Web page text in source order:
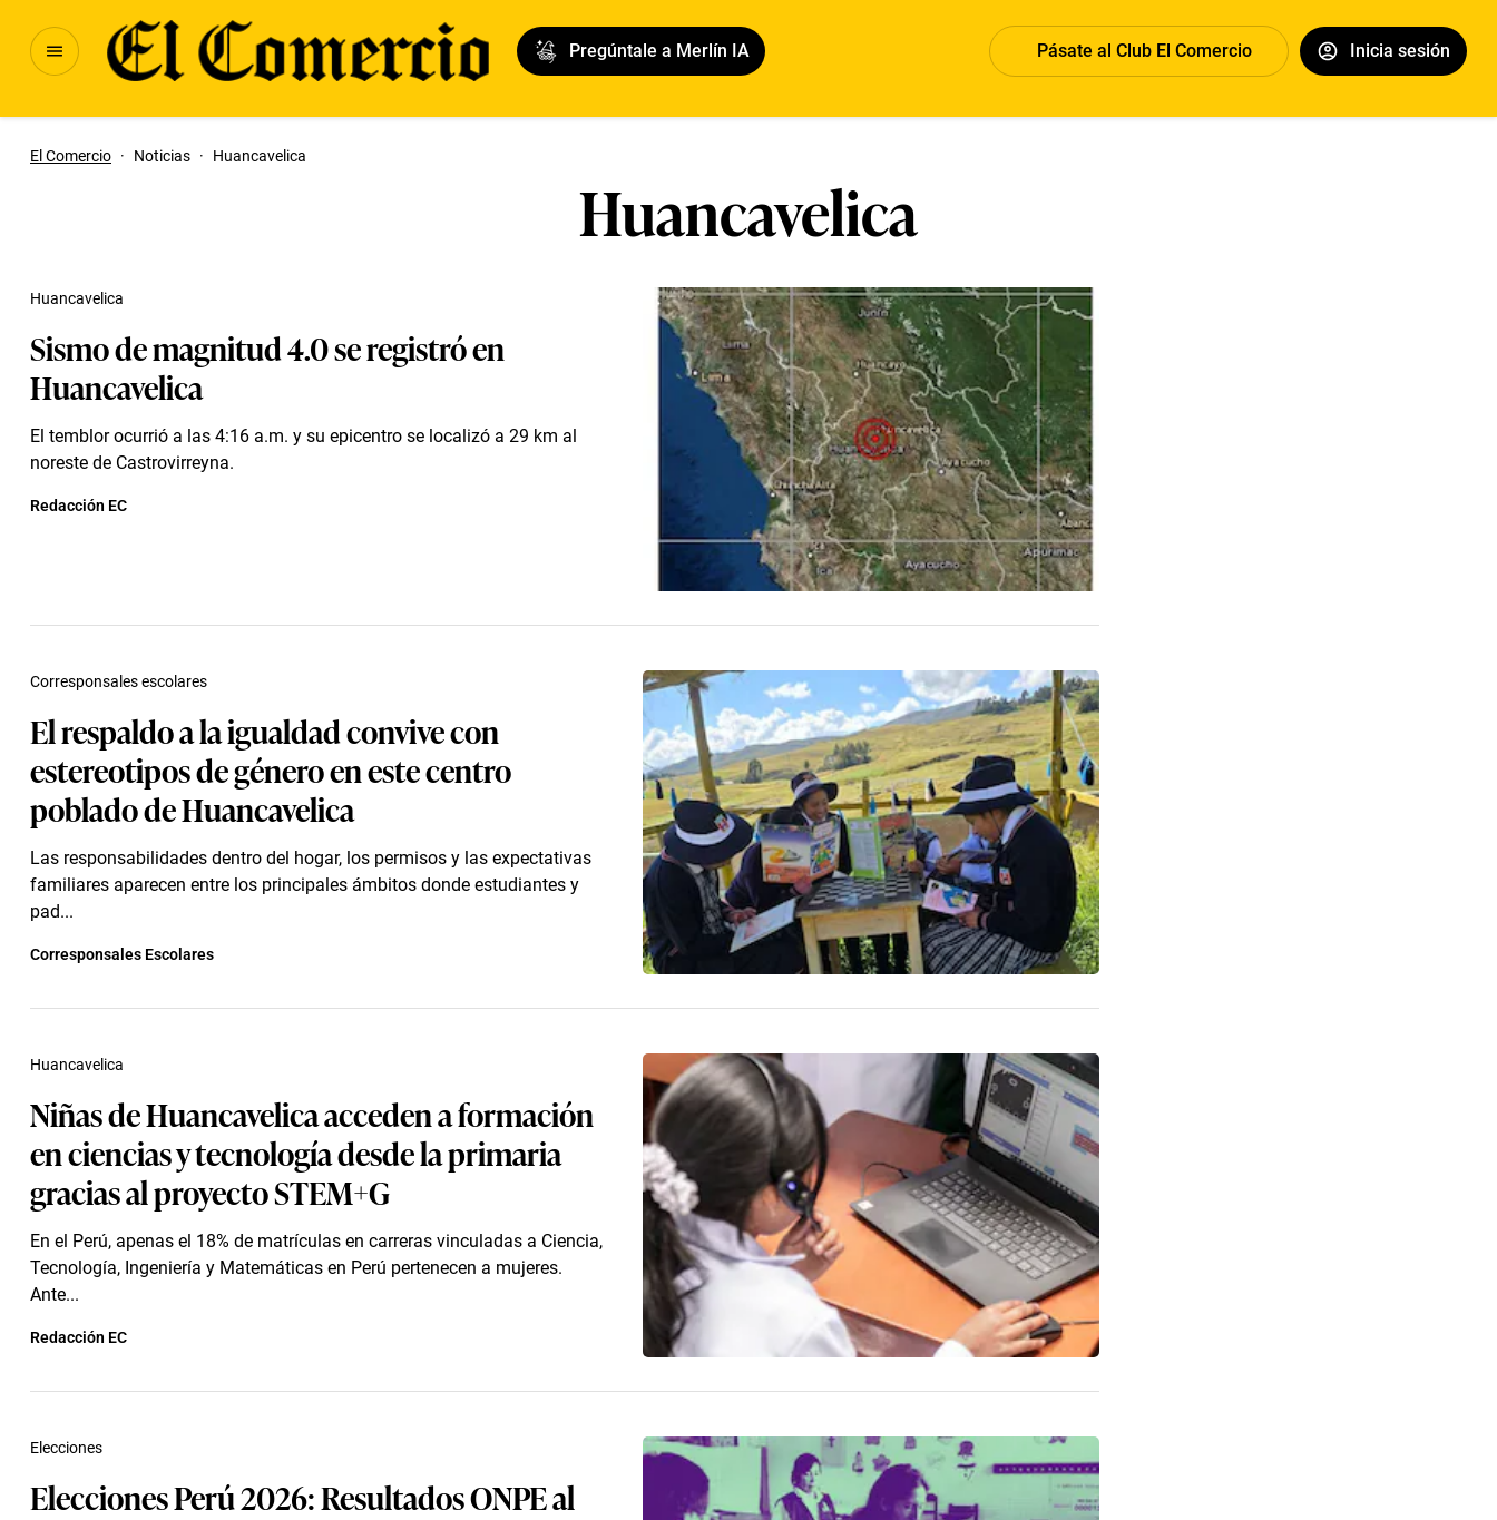
Pregúntale a Merlín IA Pásate al Club El Comercio Inicia sesión
El Comercio · Noticias · Huancavelica
Huancavelica
Sismo de magnitud 4.0 se registró en
Huancavelica
El temblor ocurrió a las 4:16 a.m. y su epicentro se localizó a 29 km al
noreste de Castrovirreyna.
Huancavelica
Redacción EC
El respaldo a la igualdad convive con
estereotipos de género en este centro
poblado de Huancavelica
Las responsabilidades dentro del hogar, los permisos y las expectativas
familiares aparecen entre los principales ámbitos donde estudiantes y
pad...
Corresponsales escolares
Corresponsales Escolares
Niñas de Huancavelica acceden a formación
en ciencias y tecnología desde la primaria
gracias al proyecto STEM+G
En el Perú, apenas el 18% de matrículas en carreras vinculadas a Ciencia,
Tecnología, Ingeniería y Matemáticas en Perú pertenecen a mujeres.
Ante...
Huancavelica
Redacción EC
Elecciones Perú 2026: Resultados ONPE al
Elecciones